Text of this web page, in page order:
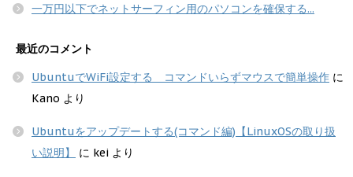
一万円以下でネットサーフィン用のパソコンを確保する...
最近のコメント
UbuntuでWiFi設定する コマンドいらずマウスで簡単操作 に
Kano より
Ubuntuをアップデートする(コマンド編)【LinuxOSの取り扱
い説明】
に kei より